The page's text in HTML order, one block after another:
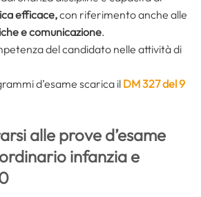
efficace,con riferimento anche alle
e comunicazione.
del candidato nelle attività di
d’esame scarica il DM 327 del 9
alle prove d’esame
infanzia e